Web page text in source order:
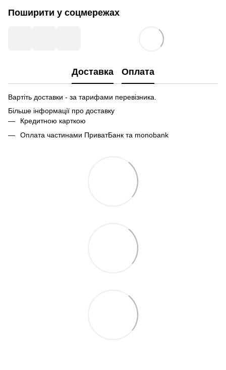
Поширити у соцмережах
Доставка Оплата
Вартіть доставки - за тарифами перевізника.
Більше інформації про доставку
Кредитною карткою
Оплата частинами ПриватБанк та monobank